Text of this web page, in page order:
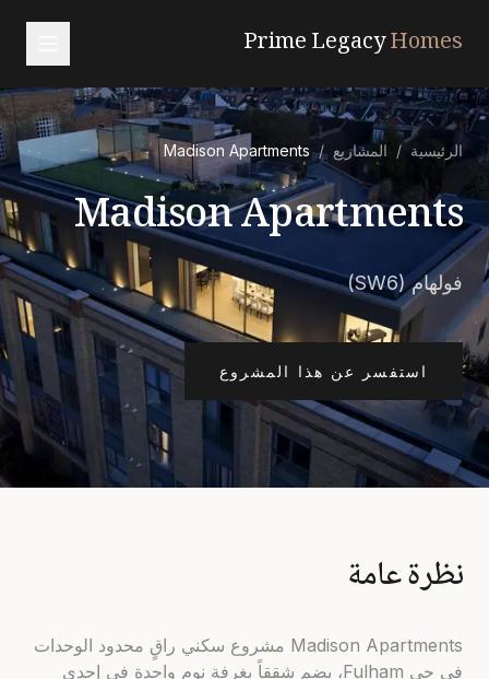
Prime LegacyHomes
الرئيسية
الخدمات
المناطق
من نحن
تواصل معنا
الرئيسية / المشاريع /
Madison Apartments
Madison Apartments
فولهام (SW6)
استفسر عن هذا المشروع
نظرة عامة
Madison Apartments مشروع سكني راقٍ محدود الوحدات
في حي Fulham، يضم شققاً بغرفة نوم واحدة في إحدى